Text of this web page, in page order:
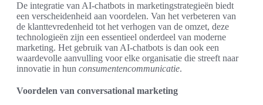
De integratie van AI-chatbots in marketingstrategieën biedt
een verscheidenheid aan voordelen. Van het verbeteren van
de klanttevredenheid tot het verhogen van de omzet, deze
technologieën zijn een essentieel onderdeel van moderne
marketing. Het gebruik van AI-chatbots is dan ook een
waardevolle aanvulling voor elke organisatie die streeft naar
innovatie in hun consumentencommunicatie.
Voordelen van conversational marketing